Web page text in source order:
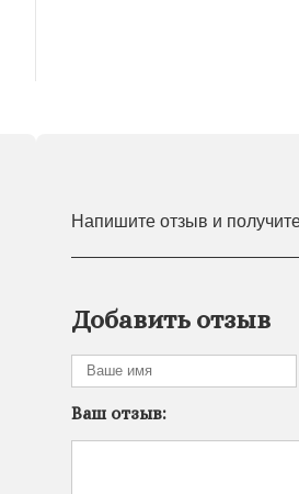
Напишите отзыв и
Добавить отзыв
Ваш отзыв: